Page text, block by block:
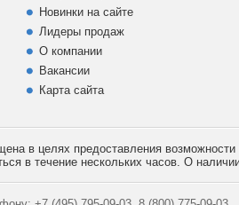
Новинки на сайте
Лидеры продаж
О компании
Вакансии
Карта сайта
в целях предоставления
в течение нескольких часов. О